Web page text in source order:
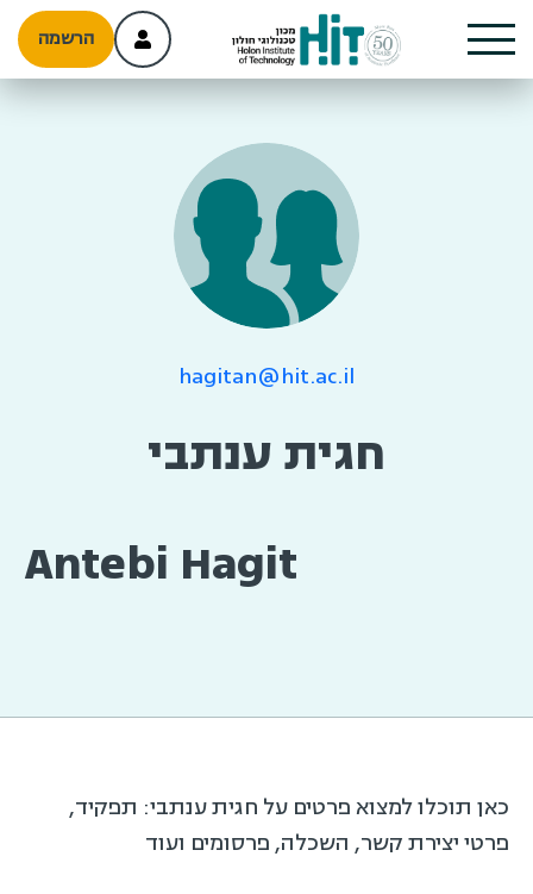
הרשמה
hagitan@hit.ac.il
חגית ענתבי
Antebi Hagit
כאן תוכלו למצוא פרטים על חגית ענתבי: תפקיד,
פרטי יצירת קשר, השכלה, פרסומים ועוד